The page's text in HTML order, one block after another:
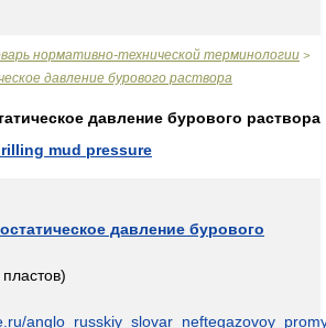
нормативно-технической терминологии >
давление бурового раствора
давление бурового раствора
mud pressure
давление бурового